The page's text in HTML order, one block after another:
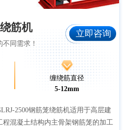
筋机
同需求！
立即咨询
缠绕筋直径
5-12mm
2500钢筋笼绕筋机适用于高层建
混凝土结构内主骨架钢筋笼的加工